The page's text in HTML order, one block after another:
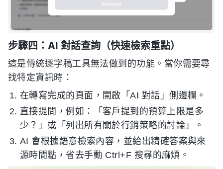
步驟四：AI 對話查詢（快速檢索重點）
這是傳統逐字稿工具無法做到的功能。當你需要尋
找特定資訊時：
在轉寫完成的頁面，開啟「AI 對話」側邊欄。
直接提問，例如：「客戶提到的預算上限是多
少？」或「列出所有關於行銷策略的討論」。
AI 會根據語意檢索內容，並給出精確答案與來
源時間點，省去手動 Ctrl+F 搜尋的麻煩。